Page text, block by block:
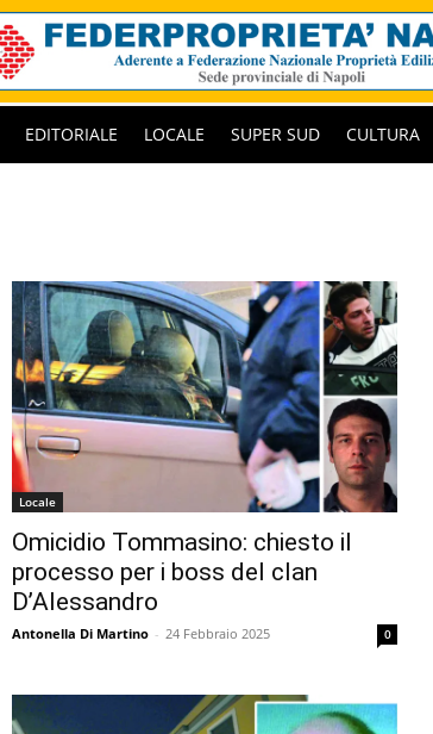
EDITORIALE LOCALE SUPER SUD CULTURA
Locale
Omicidio Tommasino: chiesto il
processo per i boss del clan
D’Alessandro
Antonella Di Martino - 24 Febbraio 2025 0